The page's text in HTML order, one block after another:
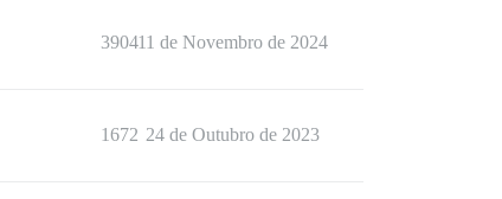
390411 de Novembro de 2024
1672 24 de Outubro de 2023